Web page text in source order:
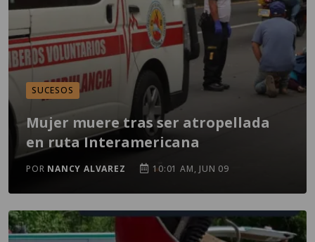
SUCESOS
Mujer muere tras ser atropellada
en ruta Interamericana
POR NANCY ALVAREZ 10:01 AM, JUN 09